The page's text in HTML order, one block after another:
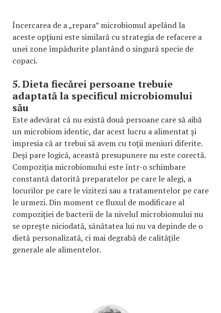
Încercarea de a „repara” microbiomul apelând la
aceste opțiuni este similară cu strategia de refacere a
unei zone împădurite plantând o singură specie de
copaci.
5. Dieta fiecărei persoane trebuie
adaptată la specificul microbiomului
său
Este adevărat că nu există două persoane care să aibă
un microbiom identic, dar acest lucru a alimentat și
impresia că ar trebui să avem cu toții meniuri diferite.
Deși pare logică, această presupunere nu este corectă.
Compoziția microbiomului este într-o schimbare
constantă datorită preparatelor pe care le alegi, a
locurilor pe care le vizitezi sau a tratamentelor pe care
le urmezi. Din moment ce fluxul de modificare al
compoziției de bacterii de la nivelul microbiomului nu
se oprește niciodată, sănătatea lui nu va depinde de o
dietă personalizată, ci mai degrabă de calitățile
generale ale alimentelor.